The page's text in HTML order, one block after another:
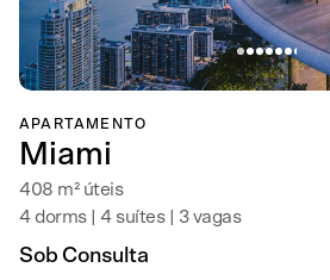
APARTAMENTO
Miami
408 m² úteis
4 dorms | 4 suítes | 3 vagas
Sob Consulta